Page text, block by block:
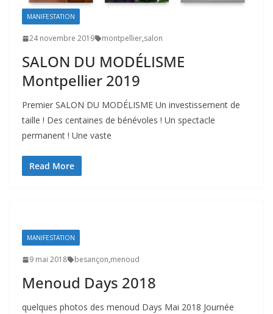
MANIFESTATION
24 novembre 2019 montpellier,salon
SALON DU MODÉLISME
Montpellier 2019
Premier SALON DU MODÉLISME Un investissement de
taille ! Des centaines de bénévoles ! Un spectacle
permanent ! Une vaste
Read More
MANIFESTATION
9 mai 2018 besançon,menoud
Menoud Days 2018
quelques photos des menoud Days Mai 2018 Journée